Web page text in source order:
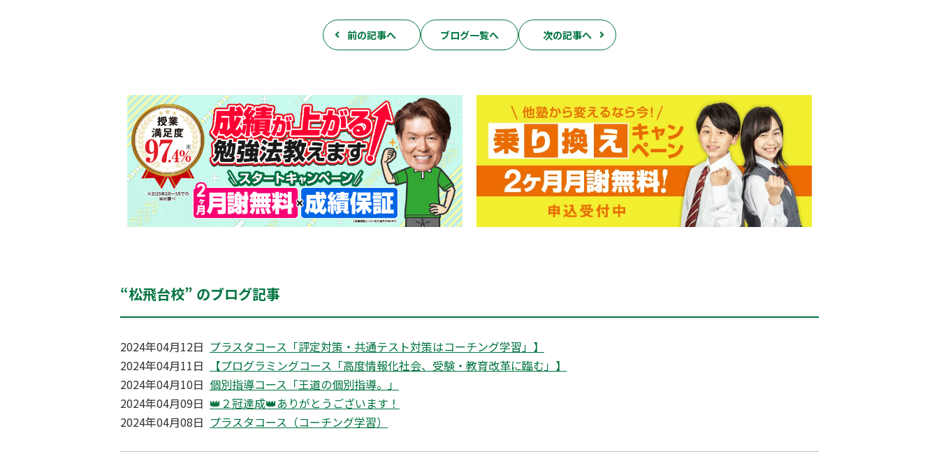
前の記事へ ブログ一覧へ 次の記事へ
“松飛台校” のブログ記事
2024年04月12日 プラスタコース「評定対策・共通テスト対策はコーチング学習」】
2024年04月11日
【プログラミングコース「高度情報化社会、受験・教育改革に臨む」】
2024年04月10日 個別指導コース「王道の個別指導。」
2024年04月09日 👑２冠達成👑ありがとうございます！
2024年04月08日 プラスタコース（コーチング学習）